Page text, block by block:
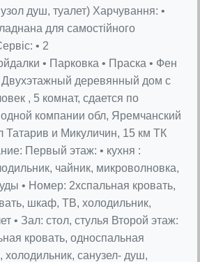
душ, туалет) Харчування: •
для самостійного
• 2
• Парковка • Праска • Фен
Двухэтажный деревянный дом с
, 5 комнат, сдается по
компании обл, Яремчанский
Татарив и Микуличин, 15 км ТК
Первый этаж: • кухня :
чайник, микроволновка,
• Номер: 2хспальная кровать,
шкаф, ТВ, холодильник,
• Зал: стол, стулья Второй этаж:
кровать, односпальная
санузел- душ,